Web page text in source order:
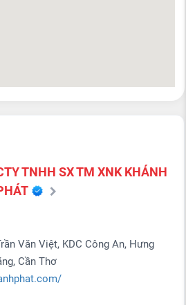
TNHH SX TM XNK KHÁNH
Văn Việt, KDC Công An, Hưng
Cần Thơ